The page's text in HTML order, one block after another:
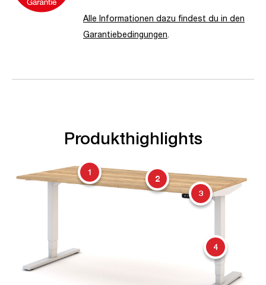
Alle Informationen dazu findest du in den
Garantiebedingungen.
Produkthighlights
1
2
3
4